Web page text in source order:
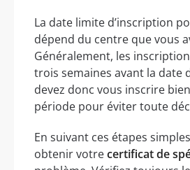
La date limite d’inscription
dépend du centre que vous
Généralement, les
trois semaines avant la date
devez donc vous inscrire
période pour éviter toute
En suivant ces étapes
obtenir votrecertificat de